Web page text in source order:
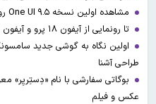
مشاهده اولین نسخه One UI ۹.۵ روی سرورهای سامسونگ
تا رونمایی از آیفون ۱۸ پرو و آیفون اولترا چقدر مانده است؟
طراحی آشنا
عکس و فیلم